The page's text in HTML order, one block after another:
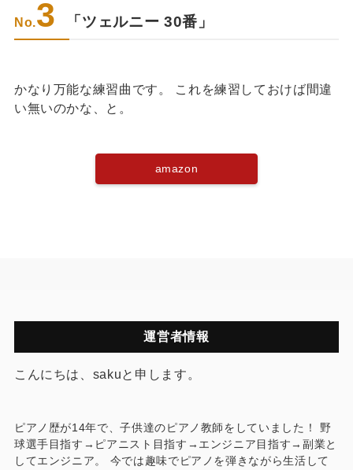
No.3 「ツェルニー 30番」
かなり万能な練習曲です。 これを練習しておけば間違
い無いのかな、と。
amazon
運営者情報
こんにちは、sakuと申します。
ピアノ歴が14年で、子供達のピアノ教師をしていました！ 野
球選手目指す→ピアニスト目指す→エンジニア目指す→副業と
してエンジニア。 今では趣味でピアノを弾きながら生活して